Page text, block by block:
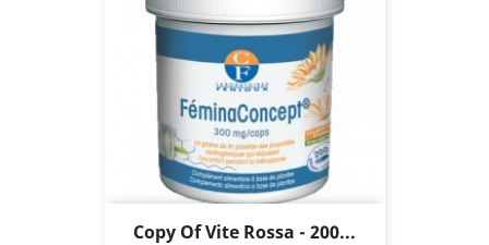
Copy Of Vite Rossa - 200...